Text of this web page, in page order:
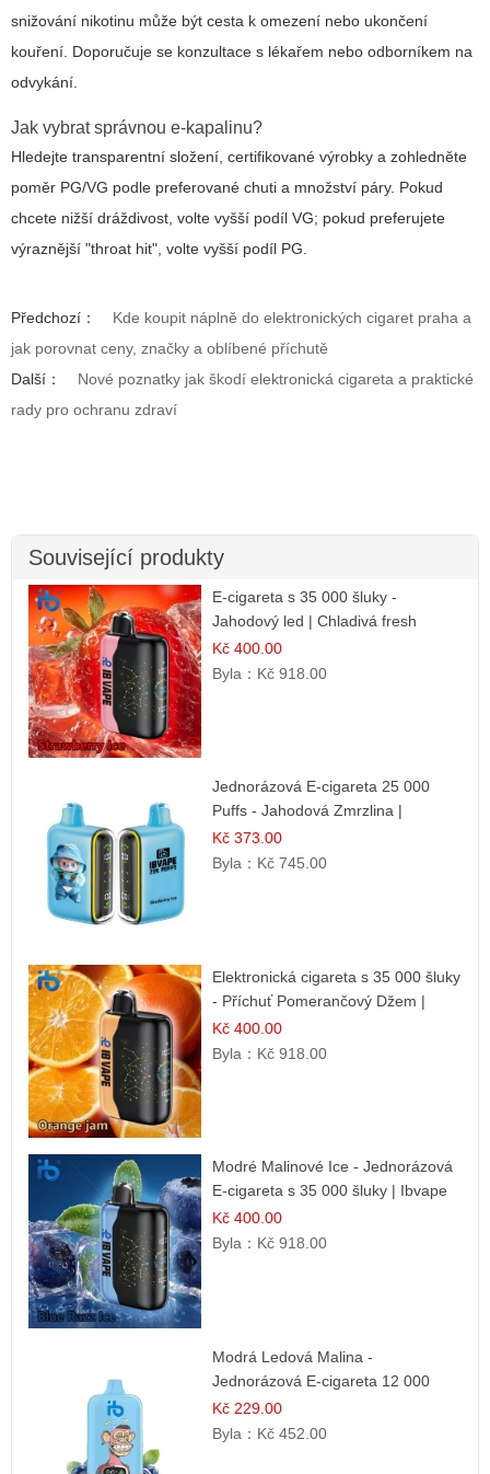
snižování nikotinu může být cesta k omezení nebo ukončení
kouření. Doporučuje se konzultace s lékařem nebo odborníkem na
odvykání.
Jak vybrat správnou e‑kapalinu?
Hledejte transparentní složení, certifikované výrobky a zohledněte
poměr PG/VG podle preferované chuti a množství páry. Pokud
chcete nižší dráždivost, volte vyšší podíl VG; pokud preferujete
výraznější "throat hit", volte vyšší podíl PG.
Předchozí：
Kde koupit náplně do elektronických cigaret praha a
jak porovnat ceny, značky a oblíbené příchutě
Další：
Nové poznatky jak škodí elektronická cigareta a praktické
rady pro ochranu zdraví
Související produkty
E-cigareta s 35 000 šluky -
Jahodový led | Chladivá fresh
příchuť
Kč 400.00
Byla： Kč 918.00
Jednorázová E-cigareta 25 000
Puffs - Jahodová Zmrzlina |
Krémová sladká příchuť
Kč 373.00
Byla： Kč 745.00
Elektronická cigareta s 35 000 šluky
- Příchuť Pomerančový Džem |
Dlouhotrvající zážitek
Kč 400.00
Byla： Kč 918.00
Modré Malinové Ice - Jednorázová
E-cigareta s 35 000 šluky | Ibvape
Kč 400.00
Byla： Kč 918.00
Modrá Ledová Malina -
Jednorázová E-cigareta 12 000
šluků | Osvěžující Bobulová Příchuť
Kč 229.00
Byla： Kč 452.00